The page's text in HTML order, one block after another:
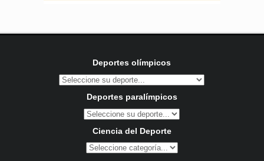
Deportes olímpicos
Deportes paralímpicos
Ciencia del Deporte